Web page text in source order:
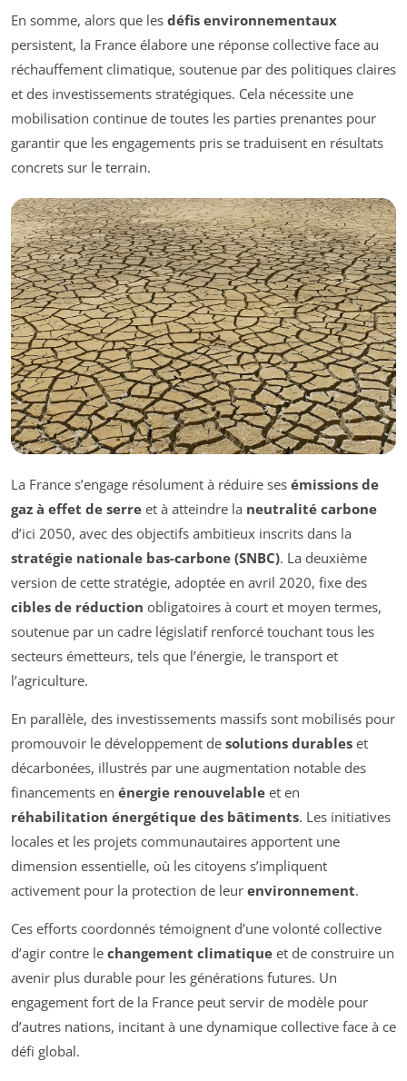
En somme, alors que les défis environnementaux
persistent, la France élabore une réponse collective face au
réchauffement climatique, soutenue par des politiques claires
et des investissements stratégiques. Cela nécessite une
mobilisation continue de toutes les parties prenantes pour
garantir que les engagements pris se traduisent en résultats
concrets sur le terrain.
La France s’engage résolument à réduire ses émissions de
gaz à effet de serre et à atteindre la neutralité carbone
d’ici 2050, avec des objectifs ambitieux inscrits dans la
stratégie nationale bas-carbone (SNBC). La deuxième
version de cette stratégie, adoptée en avril 2020, fixe des
cibles de réduction obligatoires à court et moyen termes,
soutenue par un cadre législatif renforcé touchant tous les
secteurs émetteurs, tels que l’énergie, le transport et
l’agriculture.
En parallèle, des investissements massifs sont mobilisés pour
promouvoir le développement de solutions durables et
décarbonées, illustrés par une augmentation notable des
financements en énergie renouvelable et en
réhabilitation énergétique des bâtiments. Les initiatives
locales et les projets communautaires apportent une
dimension essentielle, où les citoyens s’impliquent
activement pour la protection de leur environnement.
Ces efforts coordonnés témoignent d’une volonté collective
d’agir contre le changement climatique et de construire un
avenir plus durable pour les générations futures. Un
engagement fort de la France peut servir de modèle pour
d’autres nations, incitant à une dynamique collective face à ce
défi global.